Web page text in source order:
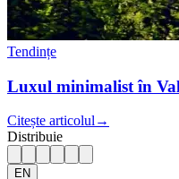
Tendințe
Luxul minimalist în
Citește articolul →
Distribuie
EN